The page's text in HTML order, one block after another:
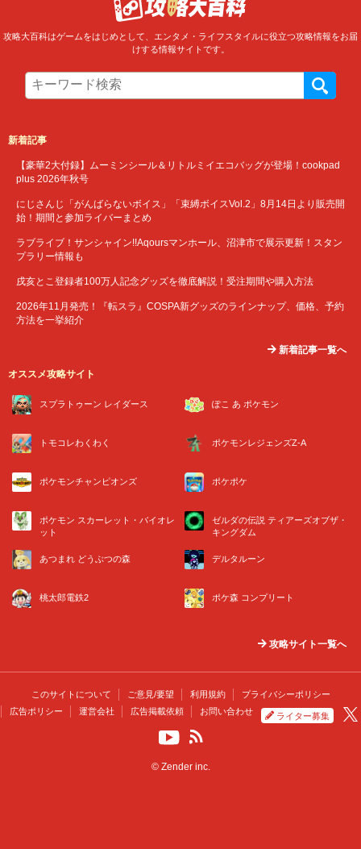
攻略大百科はゲームをはじめとして、エンタメ・ライフスタイルに役立つ攻略情報をお届
けする情報サイトです。
新着記事
【豪華2大付録】ムーミンシール＆リトルミイエコバッグが登場！cookpad
plus 2026年秋号
にじさんじ「がんばらないボイス」「束縛ボイスVol.2」8月14日より販売開
始！期間と参加ライバーまとめ
ラブライブ！サンシャイン!!Aqoursマンホール、沼津市で展示更新！スタン
プラリー情報も
戌亥とこ登録者100万人記念グッズを徹底解説！受注期間や購入方法
2026年11月発売！『転スラ』COSPA新グッズのラインナップ、価格、予約
方法を一挙紹介
新着記事一覧へ
オススメ攻略サイト
スプラトゥーン レイダース ぽこ あ ポケモン
トモコレわくわく ポケモンレジェンズZ-A
ポケモンチャンピオンズ ポケポケ
ポケモン スカーレット・バイオレ
ット
ゼルダの伝説 ティアーズオブザ・
キングダム
あつまれ どうぶつの森 デルタルーン
桃太郎電鉄2 ポケ森 コンプリート
攻略サイト一覧へ
このサイトについて ご意見/要望 利用規約
プライバシーポリシー
広告ポリシー
運営会社 広告掲載依頼 お問い合わせ ライター募集
© Zender inc.